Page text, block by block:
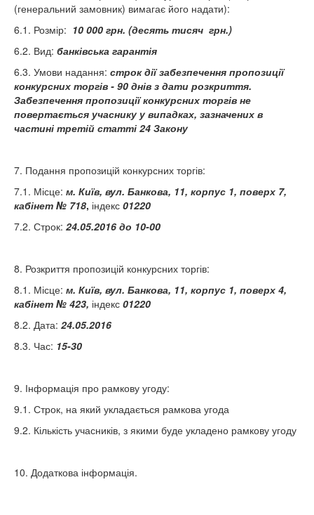
(генеральний замовник) вимагає його надати):
6.1. Розмір: 10 000 грн. (десять тисяч грн.)
6.2. Вид: банківська гарантія
6.3. Умови надання: строк дії забезпечення пропозиції
конкурсних торгів - 90 днів з дати розкриття.
Забезпечення пропозиції конкурсних торгів не
повертається учаснику у випадках, зазначених в
частині третій статті 24 Закону
7. Подання пропозицій конкурсних торгів:
7.1. Місце: м. Київ, вул. Банкова, 11, корпус 1, поверх 7,
кабінет № 718, індекс 01220
7.2. Строк: 24.05.2016 до 10-00
8. Розкриття пропозицій конкурсних торгів:
8.1. Місце: м. Київ, вул. Банкова, 11, корпус 1, поверх 4,
кабінет № 423, індекс 01220
8.2. Дата: 24.05.2016
8.3. Час: 15-30
9. Інформація про рамкову угоду:
9.1. Строк, на який укладається рамкова угода
9.2. Кількість учасників, з якими буде укладено рамкову угоду
10. Додаткова інформація.